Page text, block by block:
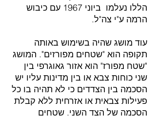
הללו נעלמו  ביוני 1967 עם כיבוש
הרמה ע"י צה"ל.
עוד מושג שהיה בשימוש באותה
תקופה הוא "שטחים מפורזים". המושג
"שטח מפורז" הוא אזור גאוגרפי בין
שני כוחות צבא או בין מדינות עליו יש
הסכמה בין הצדדים כי לא תהיה בו כל
פעילות צבאית או אזרחית ללא קבלת
הסכמה של הצד השני. שטחים